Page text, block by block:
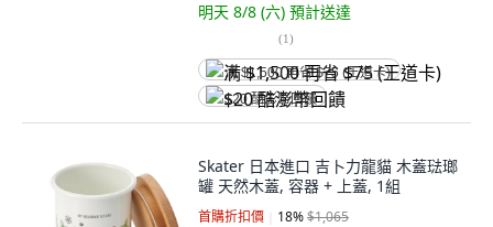
明天 8/8 (六) 預計送達
(1)
满 $1,500 再省 $75 (王道卡)
$20 酷澎幣回饋
Skater 日本進口 吉卜力龍貓 木蓋琺瑯
罐 天然木蓋, 容器 + 上蓋, 1組
首購折扣價 18%$1,065